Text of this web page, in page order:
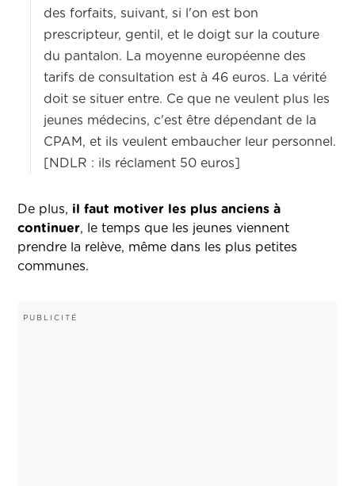
des forfaits, suivant, si l'on est bon
prescripteur, gentil, et le doigt sur la couture
du pantalon. La moyenne européenne des
tarifs de consultation est à 46 euros. La vérité
doit se situer entre. Ce que ne veulent plus les
jeunes médecins, c'est être dépendant de la
CPAM, et ils veulent embaucher leur personnel.
[NDLR : ils réclament 50 euros]
De plus, il faut motiver les plus anciens à
continuer, le temps que les jeunes viennent
prendre la relève, même dans les plus petites
communes.